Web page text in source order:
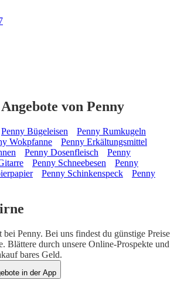
von Penny
Penny Bügeleisen
Penny Rumkugeln
Wokpfanne
Penny Erkältungsmittel
Penny Dosenfleisch
Penny
Penny Schneebesen
Penny
Penny Schinkenspeck
Penny
Penny. Bei uns findest du günstige Preise
Blättere durch unsere Online-Prospekte und
bares Geld.
in der App